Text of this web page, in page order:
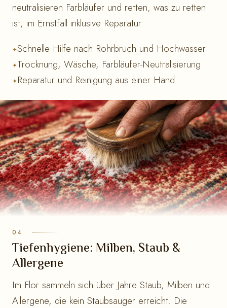
neutralisieren Farbläufer und retten, was zu retten
ist, im Ernstfall inklusive Reparatur.
Schnelle Hilfe nach Rohrbruch und Hochwasser
Trocknung, Wäsche, Farbläufer-Neutralisierung
Reparatur und Reinigung aus einer Hand
Tiefenhygiene: Milben, Staub &
Allergene
Im Flor sammeln sich über Jahre Staub, Milben und
Allergene, die kein Staubsauger erreicht. Die